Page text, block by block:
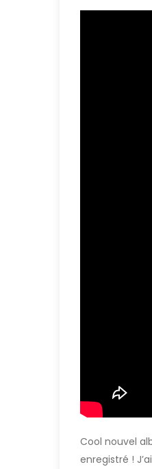
Cool nouvel
enregistré !